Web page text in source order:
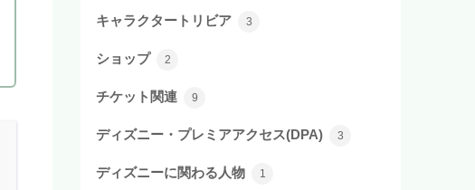
キャラクタートリビア 3
ショップ 2
チケット関連 9
ディズニー・プレミアアクセス(DPA) 3
ディズニーに関わる人物 1